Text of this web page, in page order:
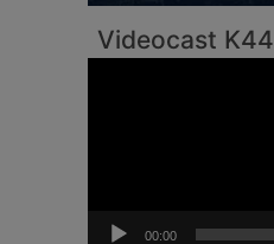
Videocast K44
00:00